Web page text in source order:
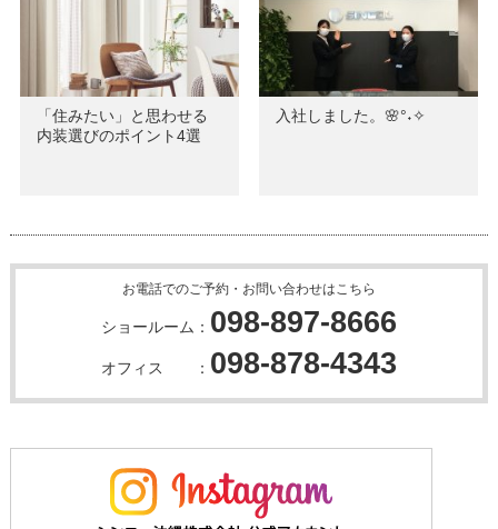
「住みたい」と思わせる
内装選びのポイント4選
入社しました。🌸°˖✧
お電話でのご予約・お問い合わせはこちら
ショールーム： 098-897-8666
オフィス ： 098-878-4343